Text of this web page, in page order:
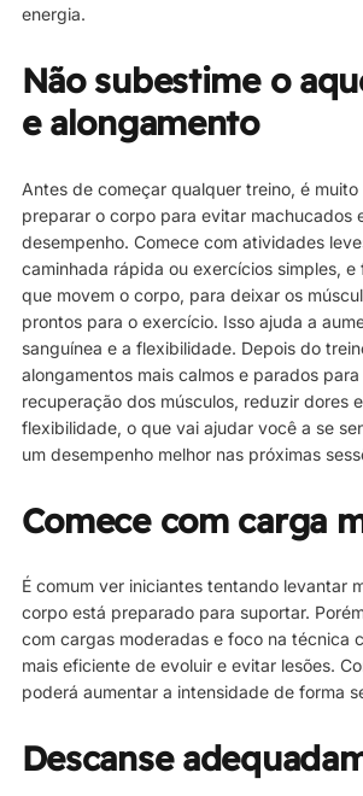
energia.
Não subestime o
e alongamento
Antes de começar qualquer treino, é
preparar o corpo para evitar machucados
desempenho. Comece com atividades
caminhada rápida ou exercícios simples, e
que movem o corpo, para deixar os
prontos para o exercício. Isso ajuda a
sanguínea e a flexibilidade. Depois do
alongamentos mais calmos e parados
recuperação dos músculos, reduzir dores
flexibilidade, o que vai ajudar você a se
um desempenho melhor nas próximas
Comece com carga
É comum ver iniciantes tentando levantar
corpo está preparado para suportar.
com cargas moderadas e foco na técnica
mais eficiente de evoluir e evitar lesões.
poderá aumentar a intensidade de forma
Descanse